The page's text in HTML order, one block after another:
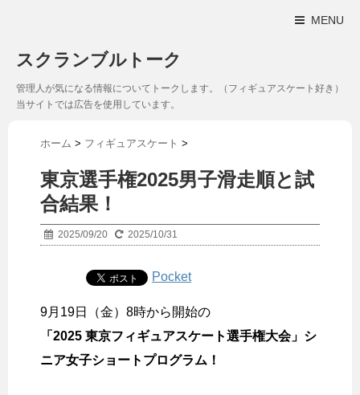
MENU
スクランブルトーク
管理人が気になる情報についてトークします。（フィギュアスケート好き）
当サイトでは広告を使用しています。
ホーム > フィギュアスケート >
東京選手権2025男子滑走順と試
合結果！
2025/09/20 2025/10/31
Pocket
9月19日（金）8時から開始の
「2025 東京フィギュアスケート選手権大会」シ
ニア女子ショートプログラム！